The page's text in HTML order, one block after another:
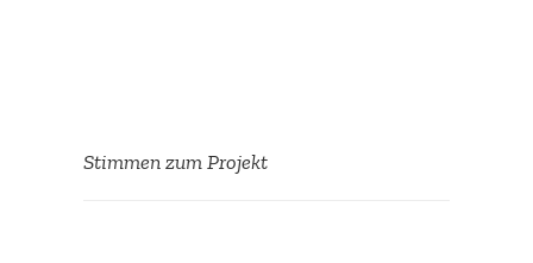
Stimmen zum Projekt